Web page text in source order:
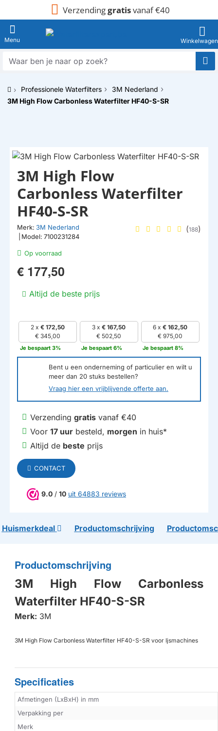
Verzendinggratisvanaf €40
Waar
naar
oph
Professionele Waterfilters
3M Nederland
3M High Flow Carbonless Waterfilter HF40-S-SR
Op voorraad
3M High Flow
Carbonless Waterfilter
HF40-S-SR
Merk: 3M Nederland
Model: 7100231284
(188)
€ 177,50
Altijd de beste prijs
2 x € 172,50
€ 345,00
Je bespaart 3%
3 x€ 167,50
€ 502,50
Je bespaart 6%
6 x€ 162,50
€ 975,00
Je bespaart 8%
Bent u een onderneming of particulier en wilt u
meer dan 20 stuks bestellen?
Vraag hier een vrijblijvende offerte aan.
Verzending gratis vanaf €40
Voor 17 uur besteld, morgen in huis*
Altijd de beste prijs
CONTACT
9.0 / 10 uit 64883 reviews
Huismerkdeal Productomschrijving
Productomschrijving
3M High Flow Carbonless
Waterfilter HF40-S-SR
Merk: 3M
3M High Flow Carbonless Waterfilter HF40-S-SR voor Ijsmachines
Specificaties
Afmetingen (LxBxH) in mm
Verpakking per
Merk